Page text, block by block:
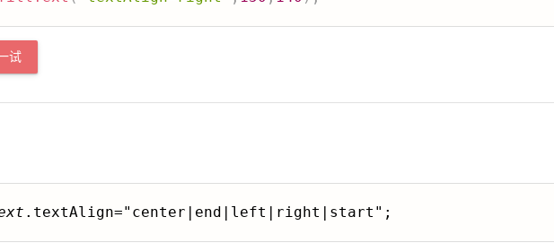
试
.textAlign="center|end|left|right|start";